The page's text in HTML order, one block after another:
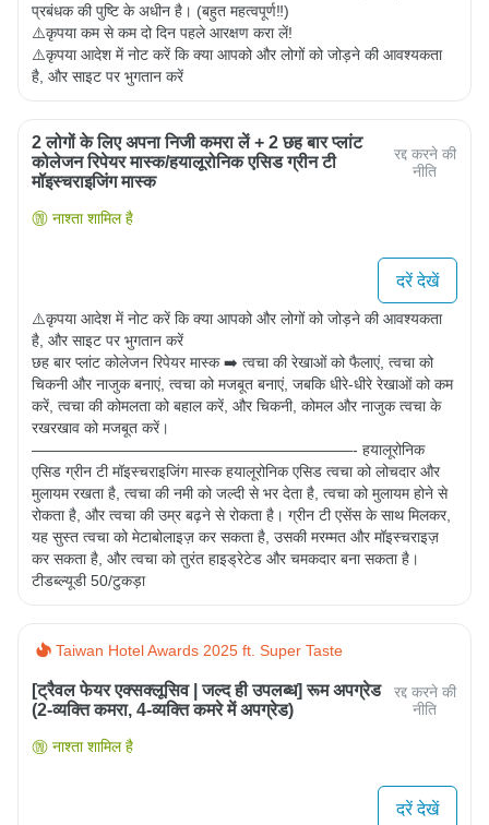
प्रबंधक की पुष्टि के अधीन है। (बहुत महत्वपूर्ण‼️)
⚠️कृपया कम से कम दो दिन पहले आरक्षण करा लें!
⚠️कृपया आदेश में नोट करें कि क्या आपको और लोगों को जोड़ने की आवश्यकता
है, और साइट पर भुगतान करें
2 लोगों के लिए अपना निजी कमरा लें + 2 छह बार प्लांट
कोलेजन रिपेयर मास्क/हयालूरोनिक एसिड ग्रीन टी
मॉइस्चराइजिंग मास्क
रद्द करने की
नीति
नाश्ता शामिल है
दरें देखें
⚠️कृपया आदेश में नोट करें कि क्या आपको और लोगों को जोड़ने की आवश्यकता
है, और साइट पर भुगतान करें
छह बार प्लांट कोलेजन रिपेयर मास्क ➡️ त्वचा की रेखाओं को फैलाएं, त्वचा को
चिकनी और नाजुक बनाएं, त्वचा को मजबूत बनाएं, जबकि धीरे-धीरे रेखाओं को कम
करें, त्वचा की कोमलता को बहाल करें, और चिकनी, कोमल और नाजुक त्वचा के
रखरखाव को मजबूत करें।
—————————————————————- हयालूरोनिक
एसिड ग्रीन टी मॉइस्चराइजिंग मास्क हयालूरोनिक एसिड त्वचा को लोचदार और
मुलायम रखता है, त्वचा की नमी को जल्दी से भर देता है, त्वचा को मुलायम होने से
रोकता है, और त्वचा की उम्र बढ़ने से रोकता है। ग्रीन टी एसेंस के साथ मिलकर,
यह सुस्त त्वचा को मेटाबोलाइज़ कर सकता है, उसकी मरम्मत और मॉइस्चराइज़
कर सकता है, और त्वचा को तुरंत हाइड्रेटेड और चमकदार बना सकता है।
टीडब्ल्यूडी 50/टुकड़ा
Taiwan Hotel Awards 2025 ft. Super Taste
[ट्रैवल फेयर एक्सक्लूसिव | जल्द ही उपलब्ध] रूम अपग्रेड
(2-व्यक्ति कमरा, 4-व्यक्ति कमरे में अपग्रेड)
रद्द करने की
नीति
नाश्ता शामिल है
दरें देखें